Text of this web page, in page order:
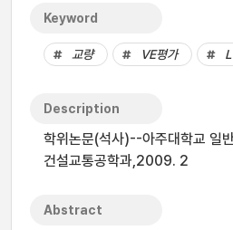
Keyword
교량 VE평가
Description
학위논문(석사)--아주대학교 일
건설교통공학과,2009. 2
Abstract